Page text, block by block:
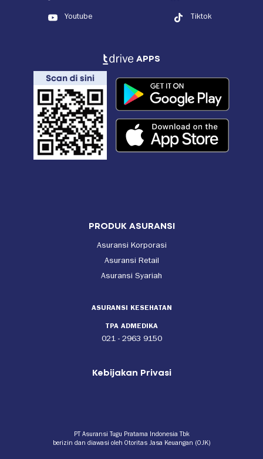
Youtube Tiktok
APPS
PRODUK ASURANSI
Asuransi Korporasi
Asuransi Retail
Asuransi Syariah
ASURANSI KESEHATAN
TPA ADMEDIKA
021 - 2963 9150
Kebijakan Privasi
PT Asuransi Tugu Pratama Indonesia Tbk
berizin dan diawasi oleh Otoritas Jasa Keuangan (OJK)